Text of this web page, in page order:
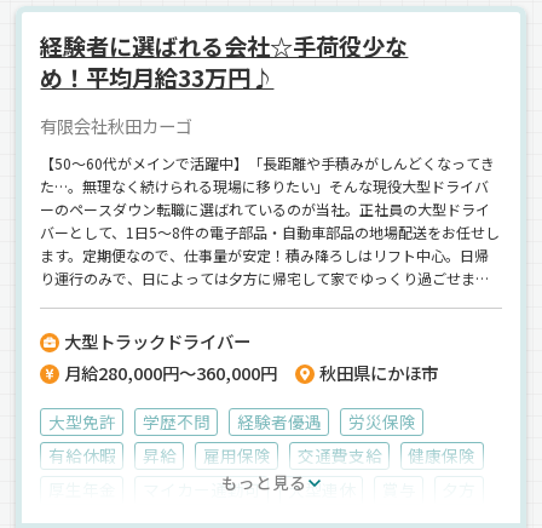
経験者に選ばれる会社☆手荷役少な
め！平均月給33万円♪
有限会社秋田カーゴ
【50～60代がメインで活躍中】「長距離や手積みがしんどくなってき
た…。無理なく続けられる現場に移りたい」そんな現役大型ドライバ
ーのペースダウン転職に選ばれているのが当社。正社員の大型ドライ
バーとして、1日5～8件の電子部品・自動車部品の地場配送をお任せし
ます。定期便なので、仕事量が安定！積み降ろしはリフト中心。日帰
り運行のみで、日によっては夕方に帰宅して家でゆっくり過ごせます
大型トラックドライバー
月給280,000円～360,000円
秋田県にかほ市
大型免許 学歴不問 経験者優遇
労災保険
有給休暇
昇給 雇用保険 交通費支給
健康保険
マイカー通勤可 大型連休
もっと見る